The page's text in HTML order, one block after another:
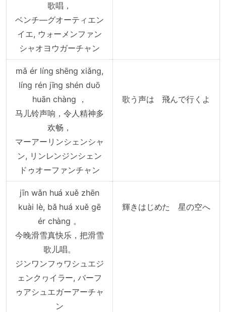
歌唱，
ベンチ―グオーティエン
イエ, ウォーメンファン
シャオヨウガーチャン
mǎ ér líng shēng xiǎng,
líng rén jīng shén duō
huān chàng ，
马儿铃声响，令人精神多
欢畅，
マーアーリンシェンシャ
ン, リンレンジンシェン
ドゥオーファンチャン
歌う声は 飛んで行くよ
jīn wǎn huá xuě zhēn
kuài lè, bǎ huá xuě gē
ér chàng 。
今晚滑雪真快乐，把滑雪
歌儿唱。
ジンワンフゥワシュエジ
ェンクヮイラー, バーフ
ゥアシュエガーアーチャ
ン
輝きはじめた 星の空へ